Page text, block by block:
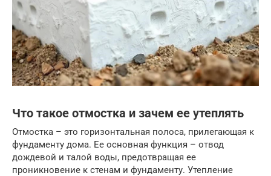
Что такое отмостка и зачем ее утеплять
Отмостка – это горизонтальная полоса, прилегающая к
фундаменту дома. Ее основная функция – отвод
дождевой и талой воды, предотвращая ее
проникновение к стенам и фундаменту. Утепление